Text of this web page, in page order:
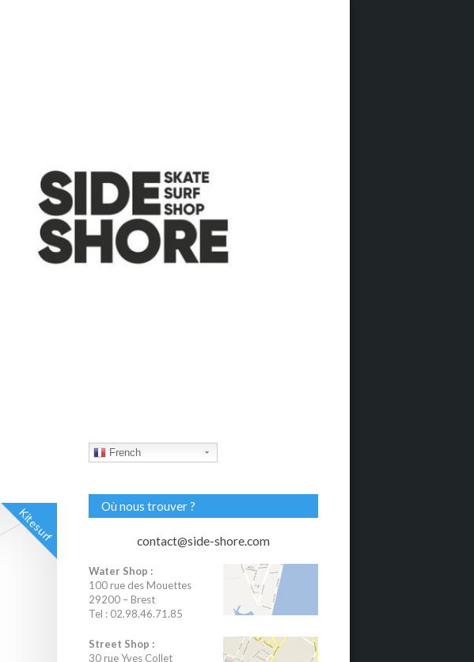
Kitesurf
French
Où nous trouver ?
contact@side-shore.com
Water Shop :
100 rue des Mouettes
29200 – Brest
Tel : 02.98.46.71.85
Street Shop :
30 rue Yves Collet